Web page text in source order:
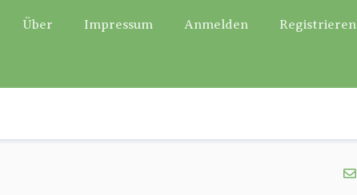
Über Impressum Anmelden Registrieren